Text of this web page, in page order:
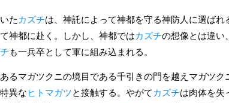
た カズチは、神託によって神都を守る神防人に選ば
神都に赴く。しかし、神都ではカズチの想像とは違い、
も一兵卒として軍に組み込まれる。
るマガツクニの境目である千引きの門を越えマガツク
異な ヒトマガツと接触する。やがて カズチは肉体を失